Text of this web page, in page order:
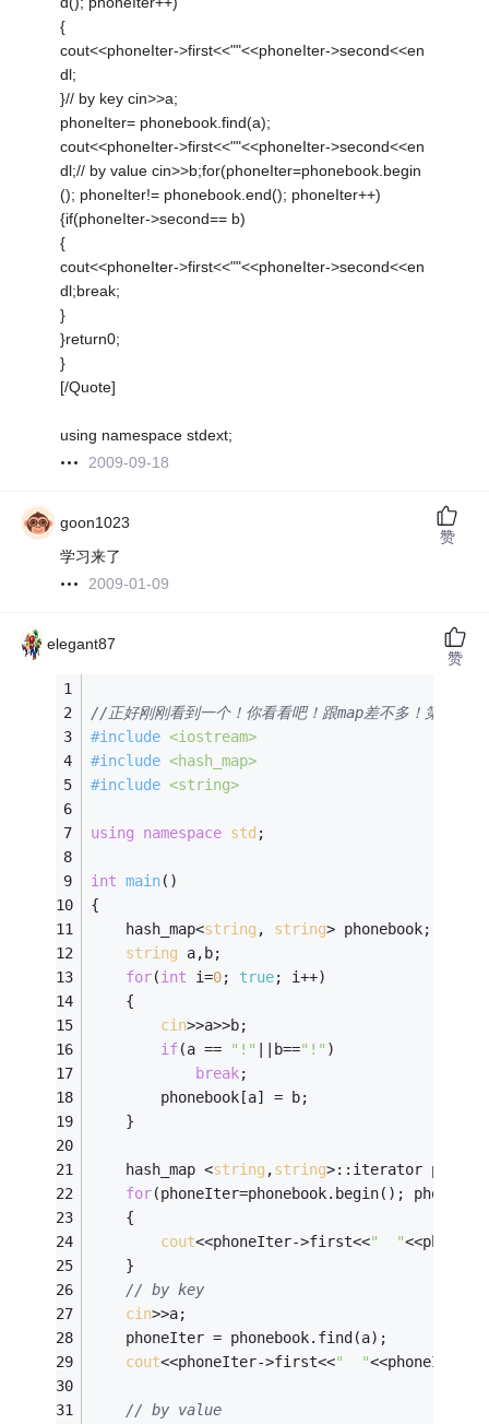
{
cout<<phoneIter->first<<""<<phoneIter->second<<en
dl;
}// by key cin>>a;
phoneIter= phonebook.find(a);
cout<<phoneIter->first<<""<<phoneIter->second<<en
dl;// by value cin>>b;for(phoneIter=phonebook.begin
(); phoneIter!= phonebook.end(); phoneIter++)
{if(phoneIter->second== b)
{
cout<<phoneIter->first<<""<<phoneIter->second<<en
dl;break;
}
}return0;
}
[/Quote]
using namespace stdext;
2009-09-18
goon1023
学习来了
2009-01-09
赞
elegant87
//正好刚刚看到一个！你看看吧！跟map差不多！第一个
#include <iostream>
#include <hash_map>
#include <string>
using namespace std ;
int main()
{
    hash_map<
string , string> phonebook;
string a,b;
for(int i=0; true; i++)
    {
cin>>a>>b;
if(a == "!" ||b=="!" )
break;
        phonebook[a] = b;
    }
    hash_map <
string ,string>::iterator
for(phoneIter=phonebook.begin();
    {
cout<<phoneIter->first<<"  "
    }
// by key
cin>>a;
    phoneIter = phonebook.find(a);
cout<<phoneIter->first<<"  "<<phoneIter-
// by value
赞